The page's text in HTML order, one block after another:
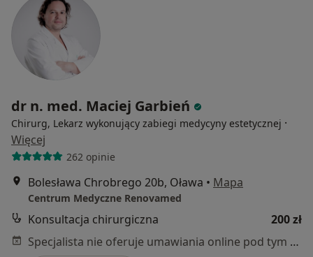
dr n. med. Maciej Garbień
Chirurg, Lekarz wykonujący zabiegi medycyny estetycznej ·
Więcej
262 opinie
Bolesława Chrobrego 20b, Oława • Mapa
Centrum Medyczne Renovamed
Konsultacja chirurgiczna
200 zł
Specjalista nie oferuje umawiania online pod tym adresem.